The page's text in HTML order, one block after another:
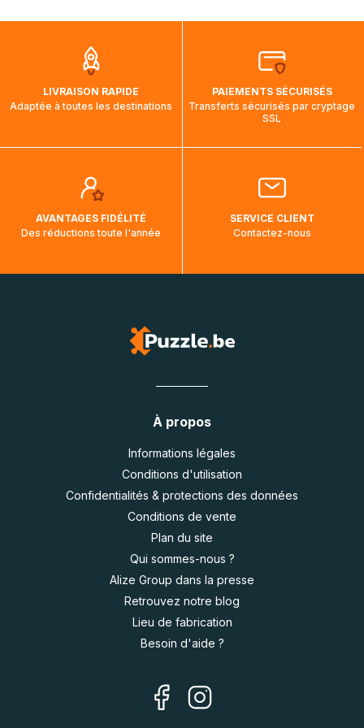
aura touché terre.
LIVRAISON RAPIDE
Adaptée à toutes les destinations
PAIEMENTS SÉCURISÉS
Transferts sécurisés par cryptage
SSL
AVANTAGES FIDÉLITÉ
Des réductions toute l'année
SERVICE CLIENT
Contactez-nous
À propos
Informations légales
Conditions d'utilisation
Confidentialités & protections des données
Conditions de vente
Plan du site
Qui sommes-nous ?
Alize Group dans la presse
Retrouvez notre blog
Lieu de fabrication
Besoin d'aide ?